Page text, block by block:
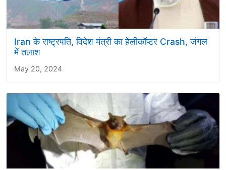
Iran के राष्ट्रपति, विदेश मंत्री का हेलीकॉप्टर Crash, जंगल
में तलाश
May 20, 2024